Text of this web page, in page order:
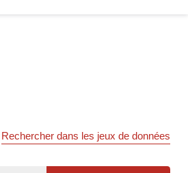
Rechercher dans les jeux de données